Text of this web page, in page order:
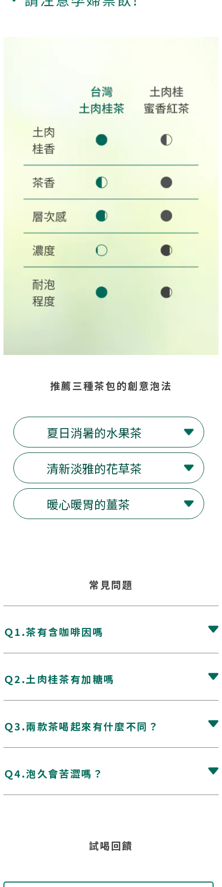
推薦三種茶包的創意泡法
常見問題
Ｑ1.茶有含咖啡因嗎
Ｑ2.土肉桂茶有加糖嗎
Ｑ3.兩款茶喝起來有什麼不同？
Ｑ4.泡久會苦澀嗎？
試喝回饋